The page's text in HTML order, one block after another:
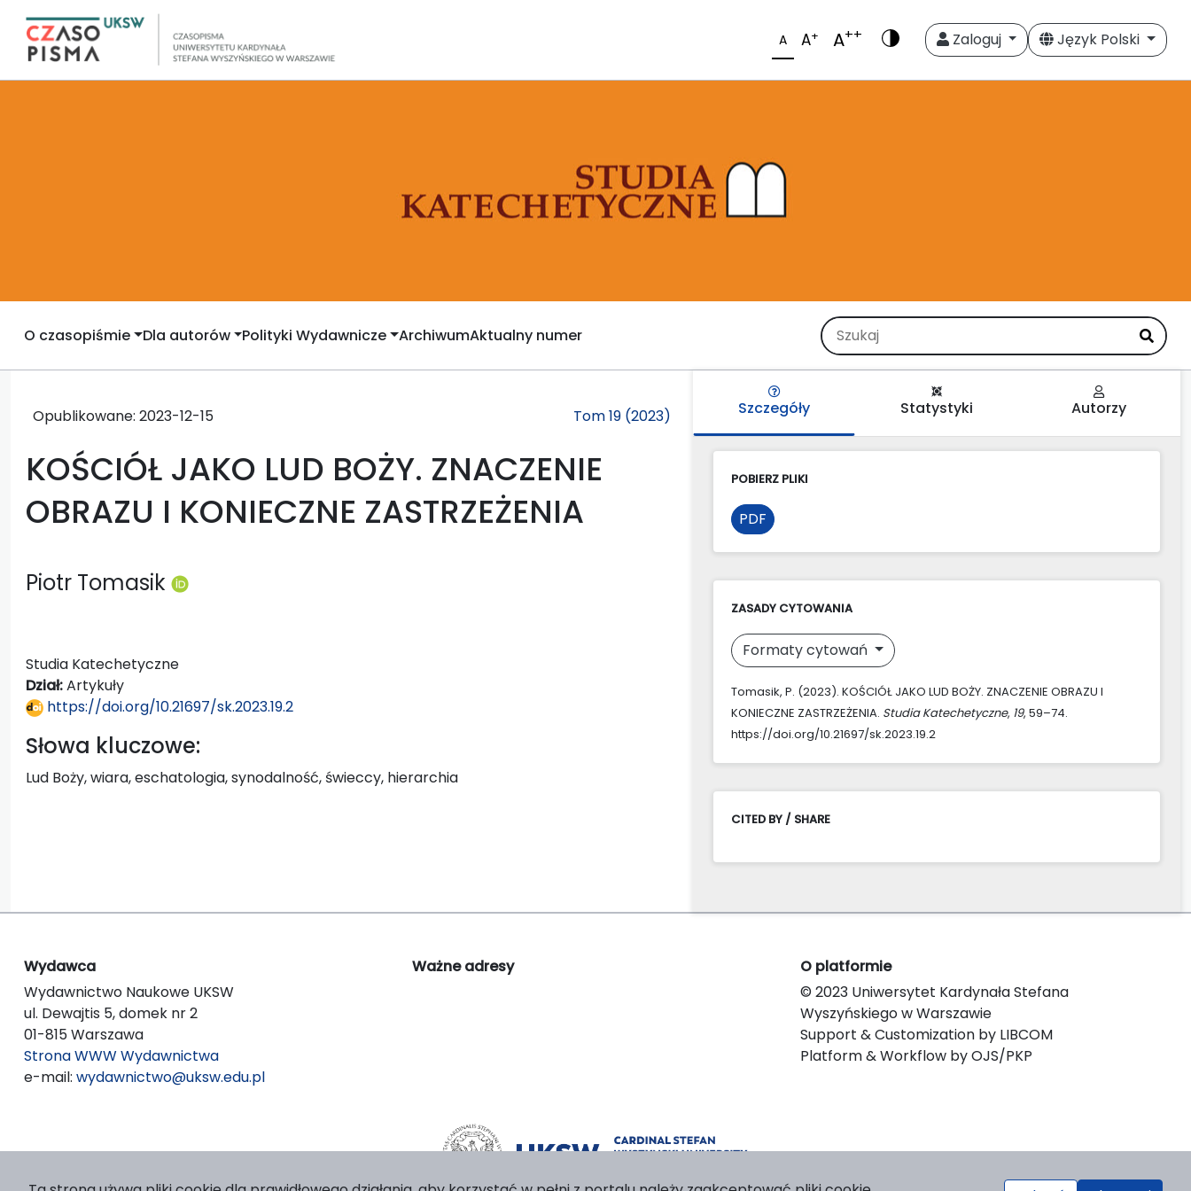
A A+ A++ Zaloguj Język Polski
O czasopiśmie Dla autorów Polityki Wydawnicze ArchiwumAktualny numer
Opublikowane: 2023-12-15 Tom 19 (2023)
KOŚCIÓŁ JAKO LUD BOŻY. ZNACZENIE
OBRAZU I KONIECZNE ZASTRZEŻENIA
Piotr Tomasik
Studia Katechetyczne
Dział:Artykuły
https://doi.org/10.21697/sk.2023.19.2
Słowa kluczowe:
Lud Boży, wiara, eschatologia, synodalność, świeccy, hierarchia
Szczegóły Statystyki Autorzy
POBIERZ PLIKI
PDF
ZASADY CYTOWANIA
Formaty cytowań
Tomasik, P. (2023). KOŚCIÓŁ JAKO LUD BOŻY. ZNACZENIE OBRAZU I
KONIECZNE ZASTRZEŻENIA. Studia Katechetyczne, 19, 59–74.
https://doi.org/10.21697/sk.2023.19.2
CITED BY / SHARE
Wydawca
Wydawnictwo Naukowe UKSW
ul. Dewajtis 5, domek nr 2
01-815 Warszawa
Strona WWW Wydawnictwa
e-mail: wydawnictwo@uksw.edu.pl
Ważne adresy
O platformie
© 2023 Uniwersytet Kardynała Stefana
Wyszyńskiego w Warszawie
Support & Customization by LIBCOM
Platform & Workflow by OJS/PKP